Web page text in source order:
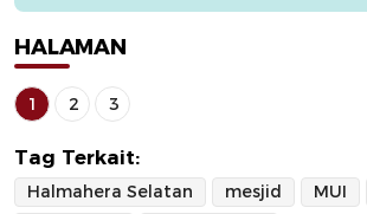
HALAMAN
1 2 3
Tag Terkait:
Halmahera Selatan mesjid MUI